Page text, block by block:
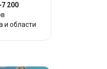
200
и области